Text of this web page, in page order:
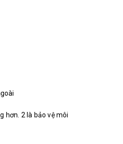
hơn. 2 là bảo vệ môi